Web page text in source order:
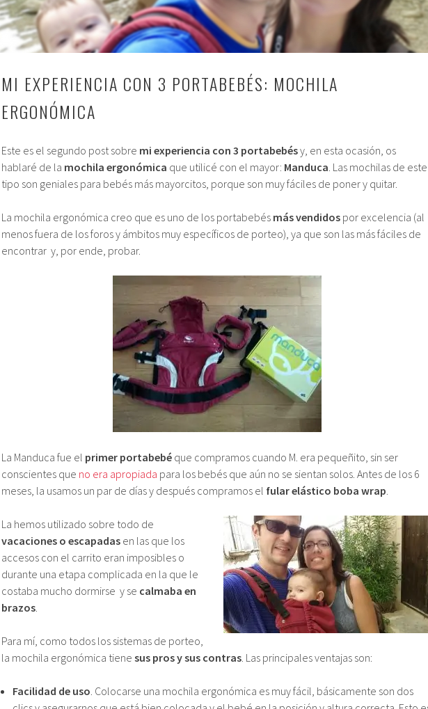
MI EXPERIENCIA CON 3 PORTABEBÉS: MOCHILA
ERGONÓMICA
Este es el segundo post sobre mi experiencia con 3 portabebésy, en esta ocasión, os
hablaré de la mochila ergonómica que utilicé con el mayor: Manduca . Las mochilas de este
tipo son geniales para bebés más mayorcitos, porque son muy fáciles de poner y quitar.
La mochila ergonómica creo que es uno de los portabebés más vendidos por excelencia (al
menos fuera de los foros y ámbitos muy específicos de porteo), ya que son las más fáciles de
encontrar y, por ende, probar.
La Manduca fue el primer portabebé que compramos cuando M. era pequeñito, sin ser
conscientes que no era apropiada para los bebés que aún no se sientan solos. Antes de los 6
meses, la usamos un par de días y después compramos el fular elástico boba wrap
La hemos utilizado sobre todo de
vacaciones o escapadas en las que los
accesos con el carrito eran imposibles o
durante una etapa complicada en la que le
costaba mucho dormirse y se calmaba en
brazos
Para mí, como todos los sistemas de porteo,
la mochila ergonómica tiene sus pros y sus contras . Las principales ventajas son:
Facilidad de uso . Colocarse una mochila ergonómica es muy fácil, básicamente son dos